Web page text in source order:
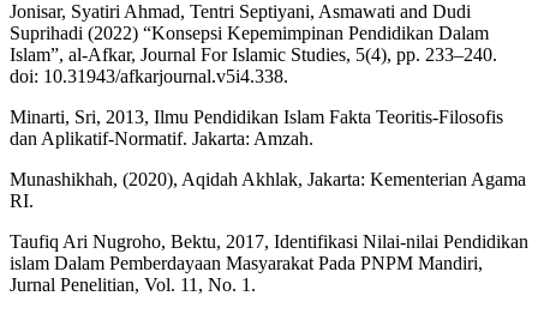
Jonisar, Syatiri Ahmad, Tentri Septiyani, Asmawati and Dudi
Suprihadi (2022) “Konsepsi Kepemimpinan Pendidikan Dalam
Islam”, al-Afkar, Journal For Islamic Studies, 5(4), pp. 233–240.
doi: 10.31943/afkarjournal.v5i4.338.
Minarti, Sri, 2013, Ilmu Pendidikan Islam Fakta Teoritis-Filosofis
dan Aplikatif-Normatif. Jakarta: Amzah.
Munashikhah, (2020), Aqidah Akhlak, Jakarta: Kementerian Agama
RI.
Taufiq Ari Nugroho, Bektu, 2017, Identifikasi Nilai-nilai Pendidikan
islam Dalam Pemberdayaan Masyarakat Pada PNPM Mandiri,
Jurnal Penelitian, Vol. 11, No. 1.